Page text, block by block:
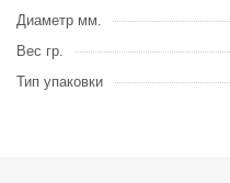
Диаметр мм.
Вес гр.
Тип упаковки